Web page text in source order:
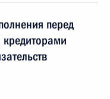
перед